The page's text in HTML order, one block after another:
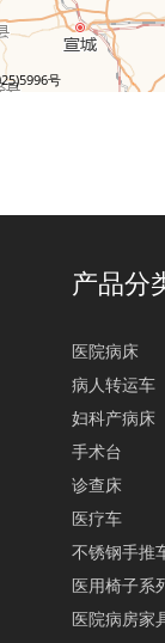
产品分
医院病床
病人转运车
妇科产病床
手术台
诊查床
医疗车
不锈钢手推
医用椅子系
医院病房家